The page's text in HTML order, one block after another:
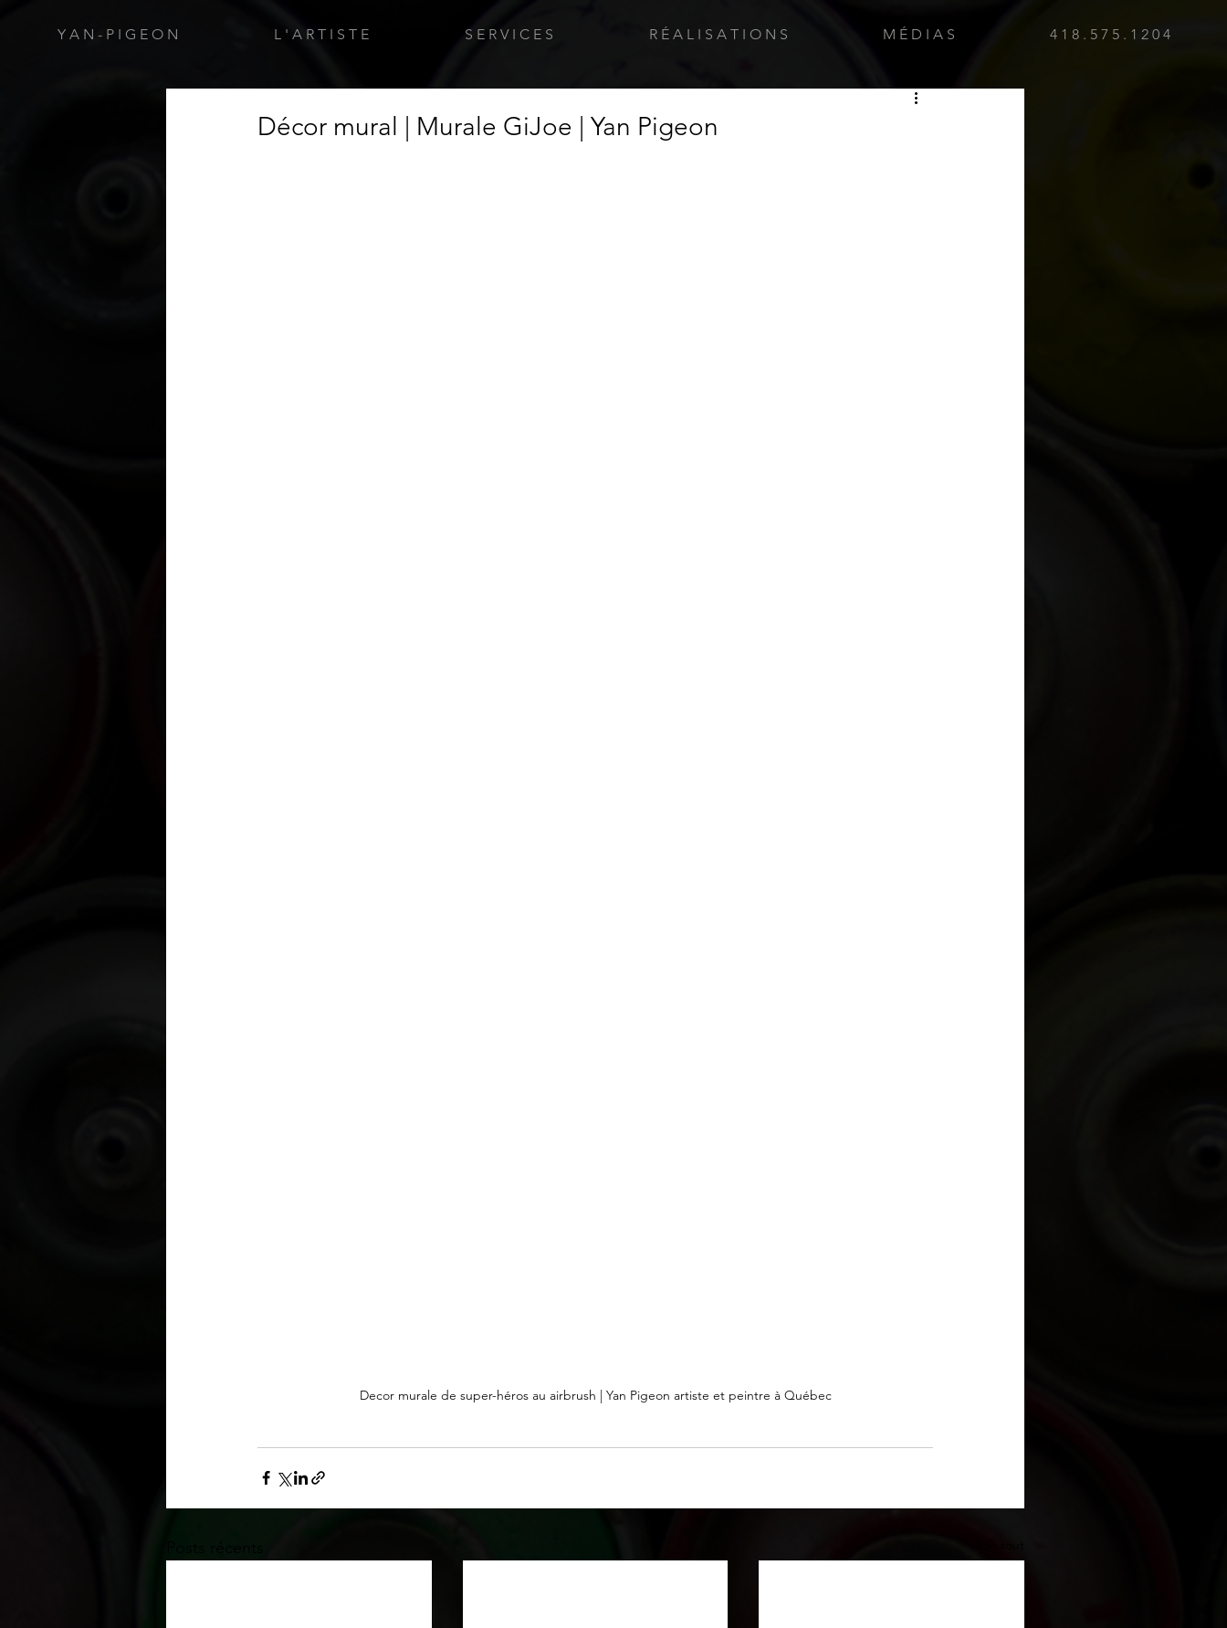
Y A N - P I G E O N L ' A R T I S T E S E R V I C E S R É A L I S A T I O N S M É D I A S 4 1 8 . 5 7 5 . 1 2 0 4
Décor mural | Murale GiJoe | Yan Pigeon
Decor murale de super-héros au airbrush | Yan Pigeon artiste et peintre à Québec